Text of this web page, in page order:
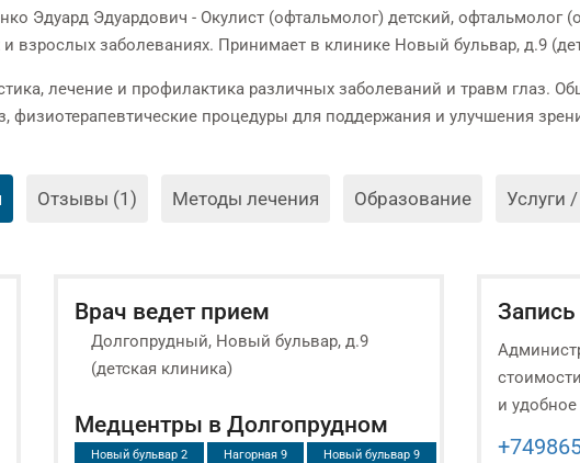
Эдуард Эдуардович - Окулист (офтальмолог) детский, офтальмолог
и взрослых заболеваниях. Принимает в клинике Новый бульвар, д.9
лечение и профилактика различных заболеваний и травм глаз.
физиотерапевтические процедуры для поддержания и улучшения
Отзывы (1) Методы лечения Образование Услуги
Врач ведет прием
Долгопрудный, Новый бульвар, д.9
(детская клиника)
Медцентры в Долгопрудном
Новый бульвар 2 Нагорная 9 Новый бульвар 9
и